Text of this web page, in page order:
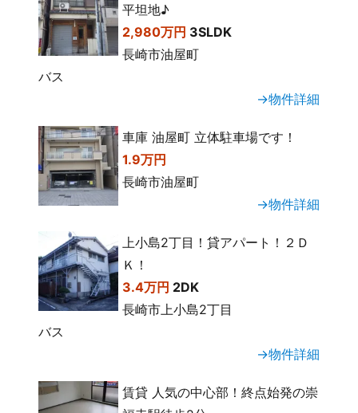
平坦地♪
2,980万円 3SLDK
長崎市油屋町
バス
→物件詳細
車庫 油屋町 立体駐車場です！
1.9万円
長崎市油屋町
→物件詳細
上小島2丁目！貸アパート！２Ｄ
Ｋ！
3.4万円 2DK
長崎市上小島2丁目
バス
→物件詳細
賃貸 人気の中心部！終点始発の崇